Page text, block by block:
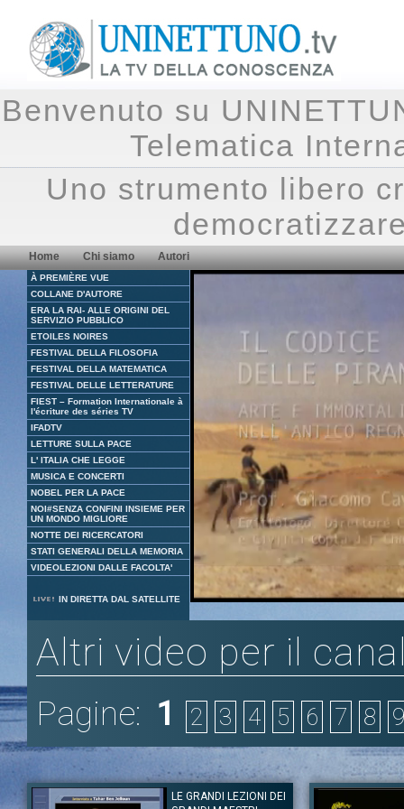
Benvenuto su
Telematica
Uno strumento libero
Home Chi siamo Autori
À PREMIÈRE VUE
COLLANE D'AUTORE
ERA LA RAI- ALLE ORIGINI DEL
SERVIZIO PUBBLICO
ETOILES NOIRES
FESTIVAL DELLA FILOSOFIA
FESTIVAL DELLA MATEMATICA
FESTIVAL DELLE LETTERATURE
FIEST – Formation Internationale à
l'écriture des séries TV
IFADTV
LETTURE SULLA PACE
L' ITALIA CHE LEGGE
MUSICA E CONCERTI
NOBEL PER LA PACE
NOI#SENZA CONFINI INSIEME PER
UN MONDO MIGLIORE
NOTTE DEI RICERCATORI
STATI GENERALI DELLA MEMORIA
VIDEOLEZIONI DALLE FACOLTA'
IN DIRETTA DAL SATELLITE
UnmuteLoaded
3.77%
Altri video per il
Pagine: 1 2 3 4 5 6 7 8 9
LE GRANDI LEZIONI DEI